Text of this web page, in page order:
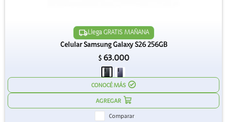
Llega GRATIS MAÑANA
Celular Samsung Galaxy S26 256GB
$ 63.000
CONOCÉ MÁS
Comparar